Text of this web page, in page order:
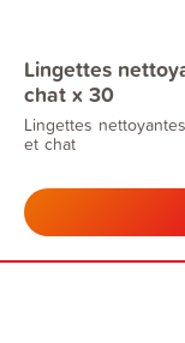
Lingettes
chat x 30
Lingettes
et chat